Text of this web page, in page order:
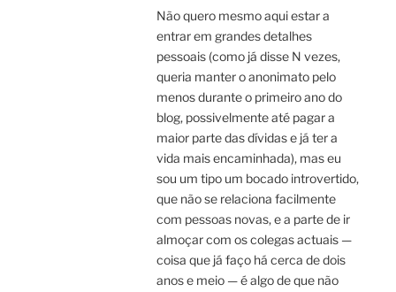
Não quero mesmo aqui estar a
entrar em grandes detalhes
pessoais (como já disse N vezes,
queria manter o anonimato pelo
menos durante o primeiro ano do
blog, possivelmente até pagar a
maior parte das dívidas e já ter a
vida mais encaminhada), mas eu
sou um tipo um bocado introvertido,
que não se relaciona facilmente
com pessoas novas, e a parte de ir
almoçar com os colegas actuais —
coisa que já faço há cerca de dois
anos e meio — é algo de que não